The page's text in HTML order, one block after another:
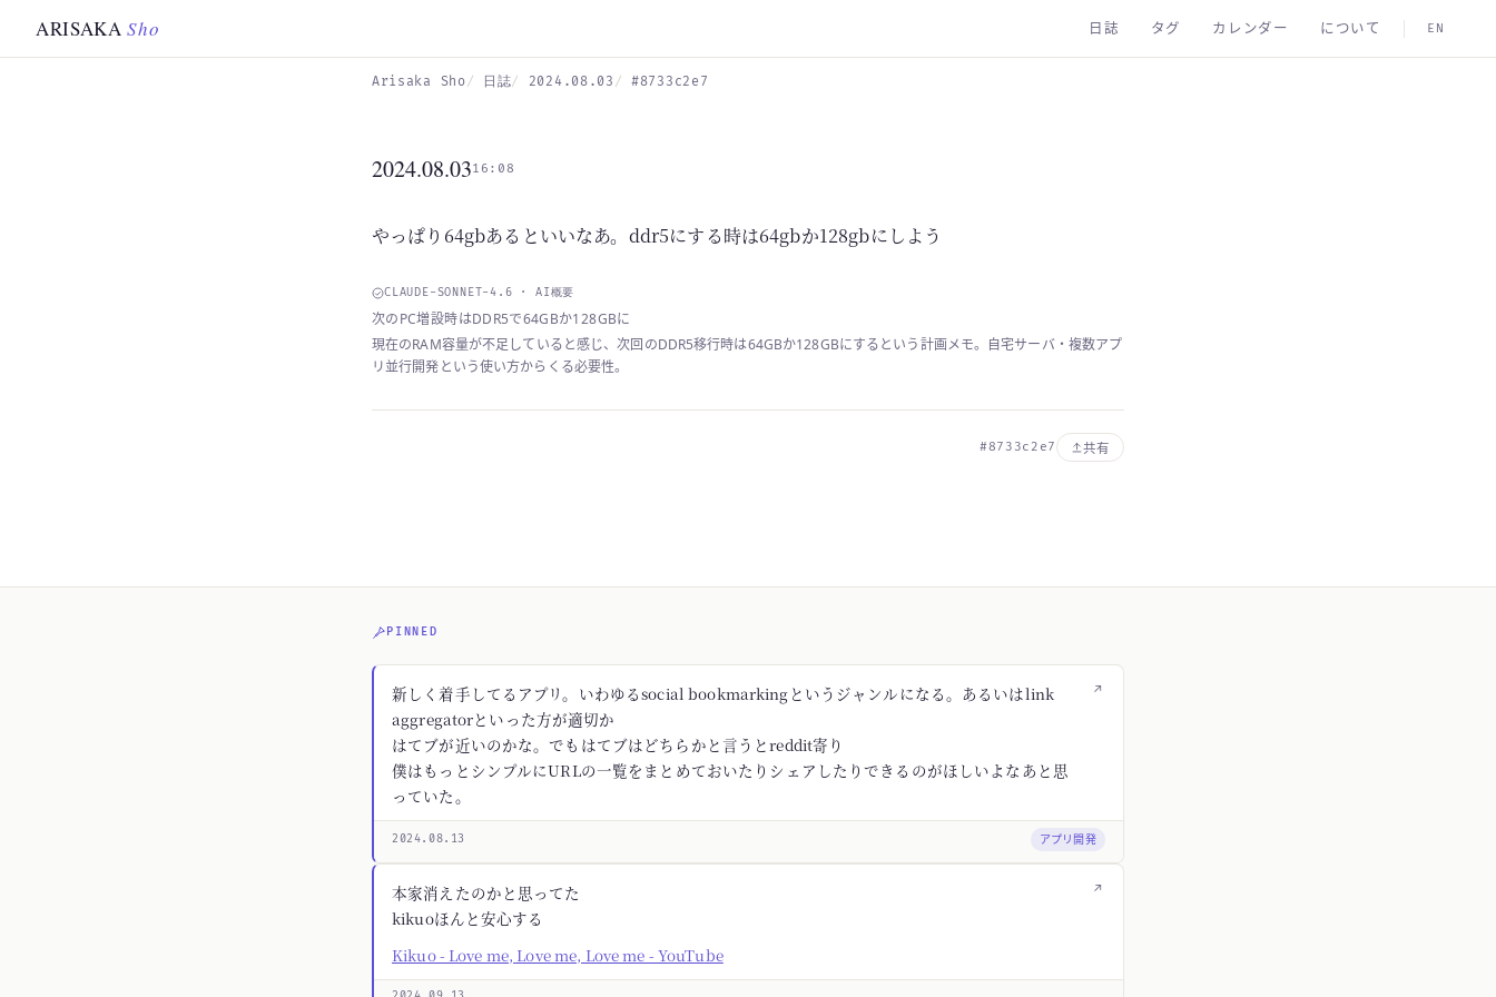
ARISAKASho 日誌 タグ カレンダー について EN
Arisaka Sho 日誌 2024.08.03 #8733c2e7
2024.08.0316:08
やっぱり64gbあるといいなあ。ddr5にする時は64gbか128gbにしよう
CLAUDE-SONNET-4.6 · AI概要
次のPC増設時はDDR5で64GBか128GBに
現在のRAM容量が不足していると感じ、次回のDDR5移行時は64GBか128GBにするという計画メモ。自宅サーバ・複数アプ
リ並行開発という使い方からくる必要性。
#8733c2e7 共有
PINNED
↗
新しく着手してるアプリ。いわゆるsocial bookmarkingというジャンルになる。あるいはlink
aggregatorといった方が適切か
はてブが近いのかな。でもはてブはどちらかと言うとreddit寄り
僕はもっとシンプルにURLの一覧をまとめておいたりシェアしたりできるのがほしいよなあと思
っていた。
2024.08.13 アプリ開発
↗
本家消えたのかと思ってた
kikuoほんと安心する
Kikuo - Love me, Love me, Love me - YouTube